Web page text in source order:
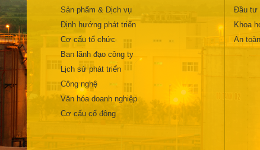
Sản phẩm & Dịch vụ
Định hướng phát triển
Cơ cấu tổ chức
Ban lãnh đạo công ty
Lịch sử phát triển
Công nghệ
Văn hóa doanh nghiệp
Cơ cấu cổ đông
Đầu tư
Khoa
An